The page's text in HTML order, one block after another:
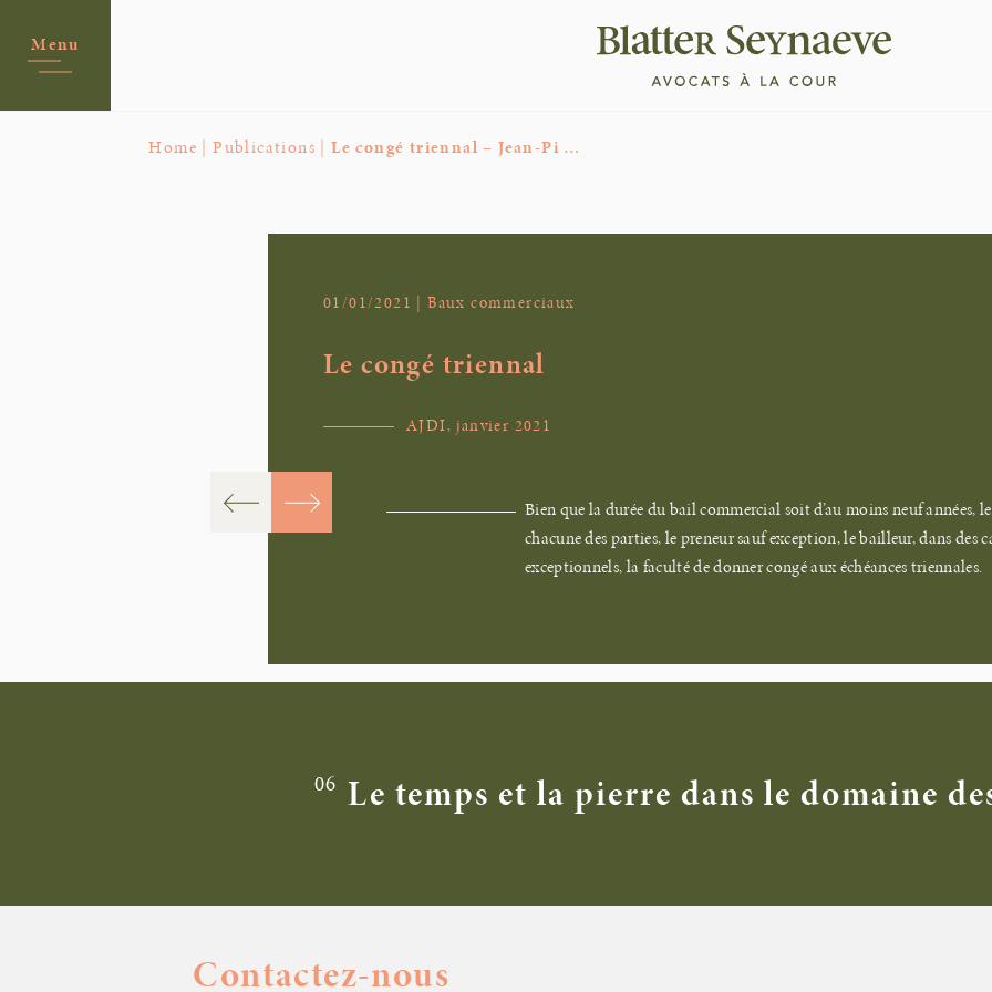
Menu
Home | Publications | Le congé triennal – Jean-Pi …
01/01/2021 | Baux commerciaux
Le congé triennal
AJDI, janvier 2021
Bien que la durée du bail commercial soit d’au moins neuf années,
chacune des parties, le preneur sauf exception, le bailleur, dans des
exceptionnels, la faculté de donner congé aux échéances triennales.
06 Le temps et la pierre dans le domaine
Contactez-nous